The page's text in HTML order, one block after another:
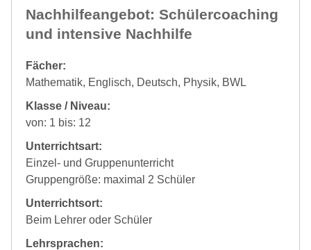
Nachhilfeangebot: Schülercoaching
und intensive Nachhilfe
Fächer:
Mathematik, Englisch, Deutsch, Physik, BWL
Klasse / Niveau:
von: 1 bis: 12
Unterrichtsart:
Einzel- und Gruppenunterricht
Gruppengröße: maximal 2 Schüler
Unterrichtsort:
Beim Lehrer oder Schüler
Lehrsprachen: